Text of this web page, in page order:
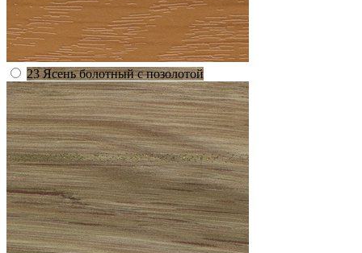
23 Ясень болотный с позолотой